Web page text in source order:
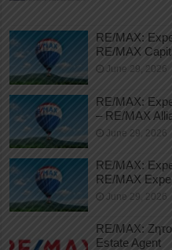
RE/MAX:
RE/MAX
June 29, 2026
RE/MAX:
– RE/MAX
June 29, 2026
RE/MAX:
RE/MAX
June 29, 2026
RE/MAX:
Estate Agent